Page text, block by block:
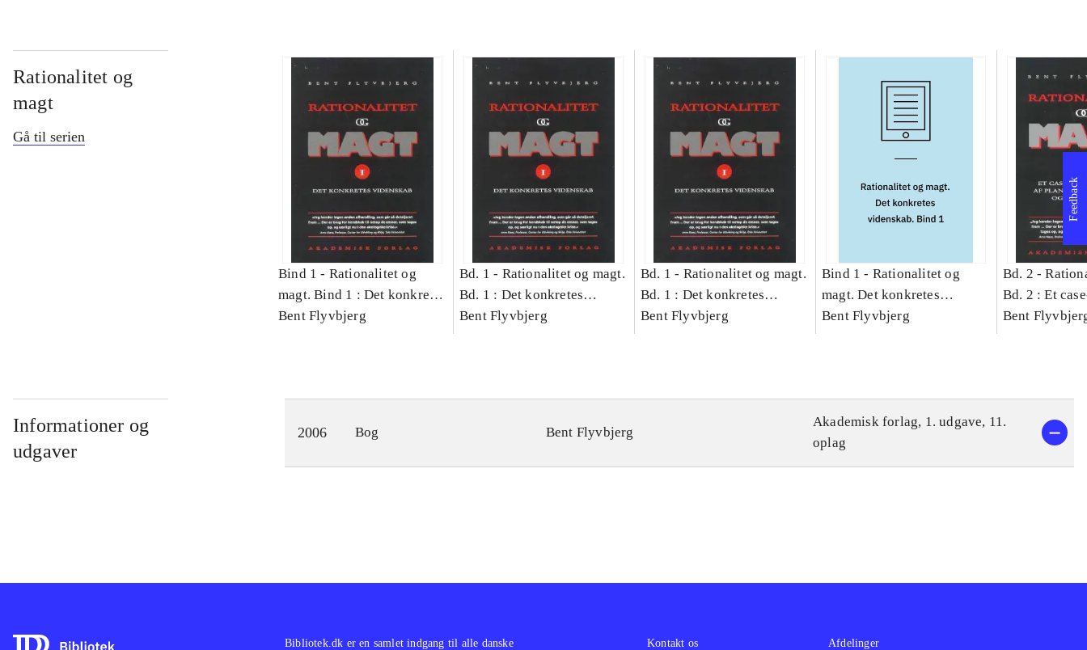
Rationalitet og
magt
Gå til serien
Bind 1 - Rationalitet og
magt. Bind 1 : Det konkretes
videnskab
Bent Flyvbjerg
Bd. 1 - Rationalitet og magt.
Bd. 1 : Det konkretes
videnskab
Bent Flyvbjerg
Bd. 1 - Rationalitet og magt.
Bd. 1 : Det konkretes
videnskab
Bent Flyvbjerg
Bind 1 - Rationalitet og
magt. Det konkretes
videnskab. Bind 1
Bent Flyvbjerg
Bd. 2 -
Bd. 2 : Et
studie af
Bent
Informationer og
udgaver
2006 Bog Bent Flyvbjerg
Akademisk forlag, 1. udgave, 11.
oplag
Feedback
Bibliotek.dk er en samlet indgang til alle danske Kontakt os Afdelinger